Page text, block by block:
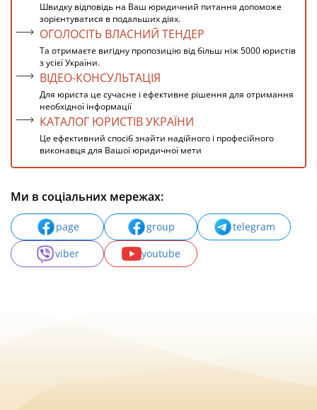
Швидку відповідь на Ваш юридичний питання допоможе
зорієнтуватися в подальших діях.
ОГОЛОСІТЬ ВЛАСНИЙ ТЕНДЕР
Та отримаєте вигідну пропозицію від більш ніж 5000 юристів
з усієї України.
ВІДЕО-КОНСУЛЬТАЦІЯ
Для юриста це сучасне і ефективне рішення для отримання
необхідної інформації
КАТАЛОГ ЮРИСТІВ УКРАЇНИ
Це ефективний спосіб знайти надійного і професійного
виконавця для Вашої юридичної мети
Ми в соціальних мережах:
page group
telegram
viber
youtube